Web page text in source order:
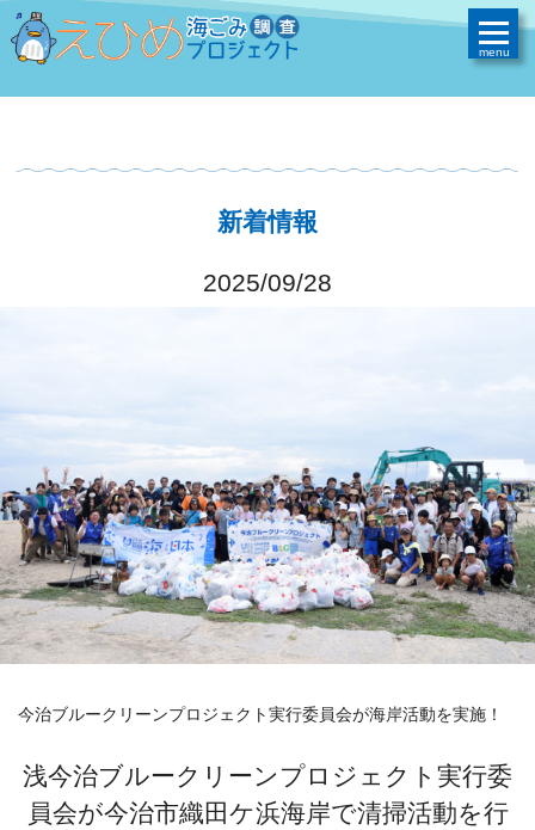
新着情報
2025/09/28
今治ブルークリーンプロジェクト実行委員会が海岸活動を実施！
浅今治ブルークリーンプロジェクト実行委
員会が今治市織田ケ浜海岸で清掃活動を行